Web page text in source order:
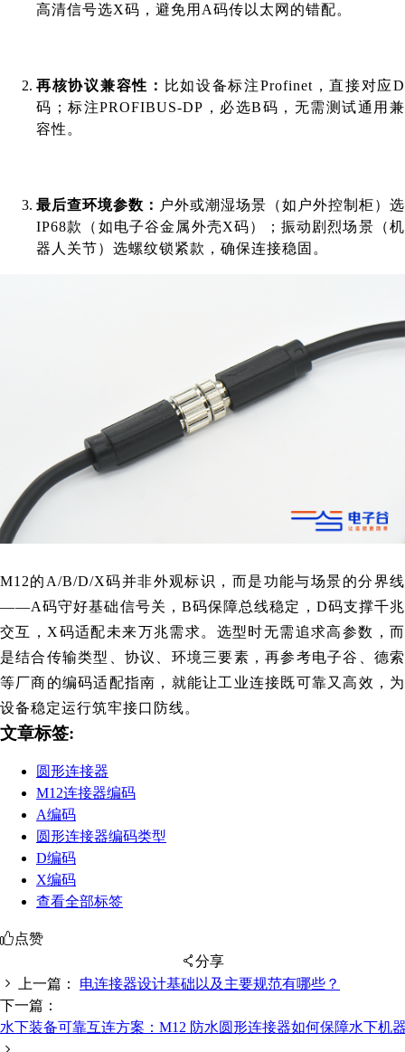
高清信号选X码，避免用A码传以太网的错配。
再核协议兼容性： 比如设备标注Profinet，直接对应D
码；标注PROFIBUS-DP，必选B码，无需测试通用兼
容性。
最后查环境参数： 户外或潮湿场景（如户外控制柜）选
IP68款（如电子谷金属外壳X码）；振动剧烈场景（机
器人关节）选螺纹锁紧款，确保连接稳固。
M12的A/B/D/X码并非外观标识，而是功能与场景的分界线
——A码守好基础信号关，B码保障总线稳定，D码支撑千兆
交互，X码适配未来万兆需求。选型时无需追求高参数，而
是结合传输类型、协议、环境三要素，再参考电子谷
、德索
等厂商的编码适配指南，就能让工业连接既可靠又高效，为
设备稳定运行筑牢接口防线。
文章标签:
圆形连接器
M12连接器编码
A编码
圆形连接器编码类型
D编码
X编码
查看全部标签
点赞
分享
上一篇： 电连接器设计基础以及主要规范有哪些？
下一篇：
水下装备可靠互连方案：M12 防水圆形连接器如何保障水下机